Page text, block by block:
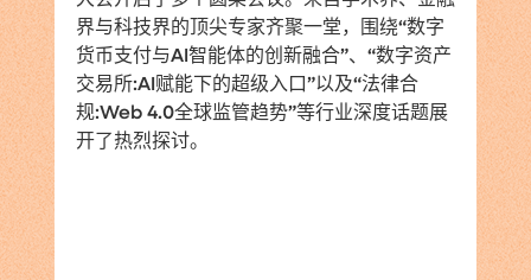
界与科技界的顶尖专家齐聚一堂，围绕“数字
货币支付与AI智能体的创新融合”、“数字资产
交易所:AI赋能下的超级入口”以及“法律合
规:Web 4.0全球监管趋势”等行业深度话题展
开了热烈探讨。